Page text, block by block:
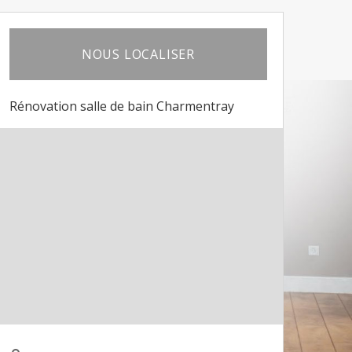
NOUS LOCALISER
Rénovation salle de bain Charmentray